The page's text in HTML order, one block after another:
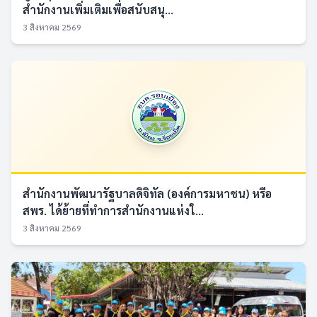
สำนักงานเพิ่มเติมเพื่อสนับสนุ...
3 สิงหาคม 2569
สำนักงานพัฒนารัฐบาลดิจิทัล (องค์การมหาชน) หรือ
สพร. ได้ย้ายที่ทำการสำนักงานแห่งใ...
3 สิงหาคม 2569